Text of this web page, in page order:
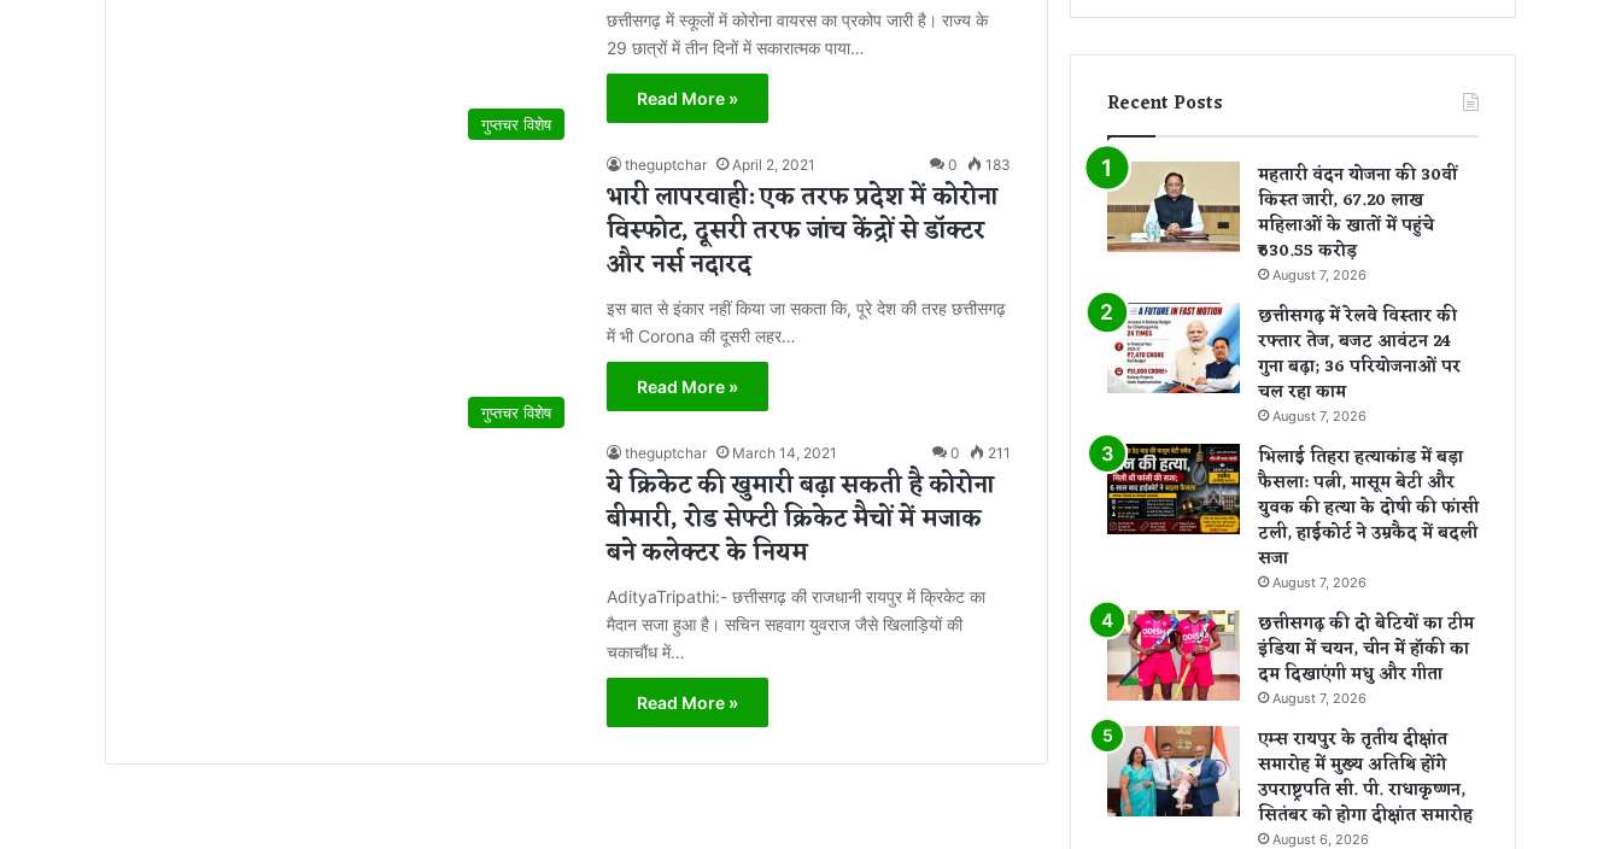
छत्तीसगढ़ में स्कूलों में कोरोना वायरस का प्रकोप जारी है। राज्य के
29 छात्रों में तीन दिनों में सकारात्मक पाया…
Read More »
गुप्तचर विशेष
theguptchar April 2, 2021 0 183
भारी लापरवाही: एक तरफ प्रदेश में कोरोना
विस्फोट, दूसरी तरफ जांच केंद्रों से डॉक्टर
और नर्स नदारद
इस बात से इंकार नहीं किया जा सकता कि, पूरे देश की तरह छत्तीसगढ़
में भी Corona की दूसरी लहर…
Read More »
गुप्तचर विशेष
theguptchar March 14, 2021 0 211
ये क्रिकेट की खुमारी बढ़ा सकती है कोरोना
बीमारी, रोड सेफ्टी क्रिकेट मैचों में मजाक
बने कलेक्टर के नियम
AdityaTripathi:- छत्तीसगढ़ की राजधानी रायपुर में क्रिकेट का
मैदान सजा हुआ है। सचिन सहवाग युवराज जैसे खिलाड़ियों की
चकाचौंध में…
Read More »
Recent Posts
महतारी वंदन योजना की 30वीं
किस्त जारी, 67.20 लाख
महिलाओं के खातों में पहुंचे
₹630.55 करोड़
August 7, 2026
छत्तीसगढ़ में रेलवे विस्तार की
रफ्तार तेज, बजट आवंटन 24
गुना बढ़ा; 36 परियोजनाओं पर
चल रहा काम
August 7, 2026
भिलाई तिहरा हत्याकांड में बड़ा
फैसला: पत्नी, मासूम बेटी और
युवक की हत्या के दोषी की फांसी
टली, हाईकोर्ट ने उम्रकैद में बदली
सजा
August 7, 2026
छत्तीसगढ़ की दो बेटियों का टीम
इंडिया में चयन, चीन में हॉकी का
दम दिखाएंगी मधु और गीता
August 7, 2026
एम्स रायपुर के तृतीय दीक्षांत
समारोह में मुख्य अतिथि होंगे
उपराष्ट्रपति सी. पी. राधाकृष्णन,
सितंबर को होगा दीक्षांत समारोह
August 6, 2026